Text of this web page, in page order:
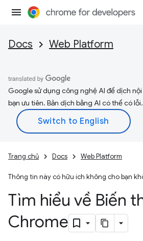
Docs Web Platform
Google sử dụng công nghệ AI để dịch
bạn ưu tiên. Bản dịch bằng AI có thể có lỗi.
Trang chủ Docs Web Platform
Thông tin này có hữu ích không cho bạn
Tìm hiểu về Biến
Chrome